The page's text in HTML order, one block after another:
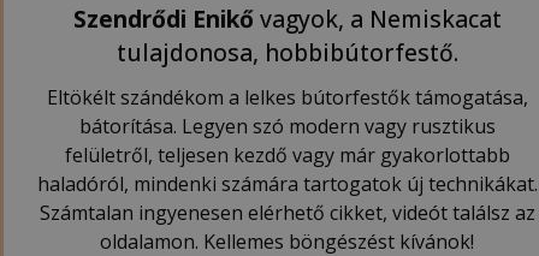
Szendrődi Enikővagyok, a Nemiskacat
tulajdonosa, hobbibútorfestő.
Eltökélt szándékom a lelkes bútorfestők támogatása,
bátorítása. Legyen szó modern vagy rusztikus
felületről, teljesen kezdő vagy már gyakorlottabb
haladóról, mindenki számára tartogatok új technikákat.
Számtalan ingyenesen elérhető cikket, videót találsz az
oldalamon. Kellemes böngészést kívánok!